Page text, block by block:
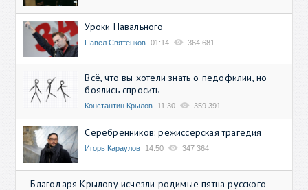
Уроки Навального
Павел Святенков 01:14 364 681
Всё, что вы хотели знать о педофилии, но
боялись спросить
Константин Крылов 11:30 359 391
Серебренников: режиссерская трагедия
Игорь Караулов 14:50 347 364
Благодаря Крылову исчезли родимые пятна русского